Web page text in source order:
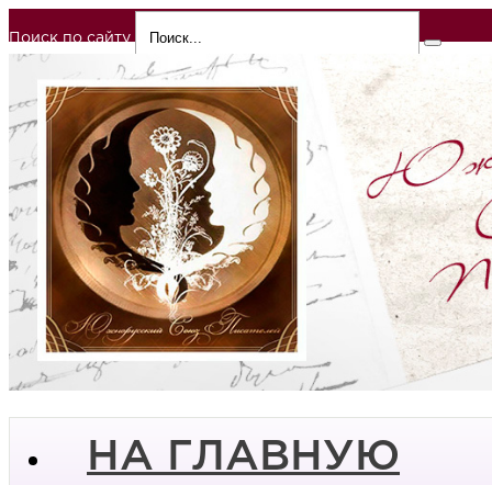
Поиск по сайту
НА ГЛАВНУЮ